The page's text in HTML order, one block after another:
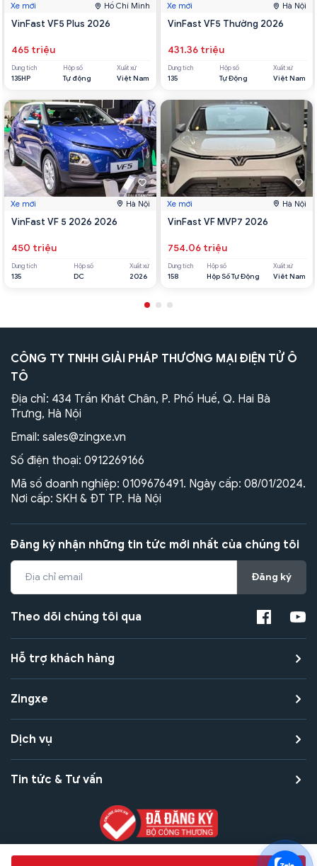
Xe mới Hồ Chí Minh
VinFast VF5 Plus 2026
465 triệu
Dung tích
135HP
Hộp số
Tự động
Xuất xứ
Việt Nam
Xe mới Hà Nội
VinFast VF 5 2026 2026
450 triệu
Dung tích
135
Hộp số
DC
Xuất xứ
2026
Xe mới Hà Nội
VinFast VF5 Thường 2026
431.36 triệu
Dung tích
135
Hộp số
Tự Động
Xuất xứ
Việt Nam
Xe mới Hà Nội
VinFast VF MVP7 2026
754.06 triệu
Dung tích
158
Hộp số
Hộp Số Tự Động
Xuất xứ
Viêt Nam
CÔNG TY TNHH GIẢI PHÁP THƯƠNG MẠI ĐIỆN TỬ Ô
TÔ
Địa chỉ: 434 Trần Khát Chân, P. Phố Huế, Q. Hai Bà
Trưng, Hà Nội
Email: sales@zingxe.vn
Số điện thoại: 0912269166
Mã số doanh nghiệp: 0109676491. Ngày cấp: 08/01/2024.
Nơi cấp: SKH & ĐT TP. Hà Nội
Đăng ký nhận những tin tức mới nhất của chúng tôi
Đăng ký
Theo dõi chúng tôi qua
Hỗ trợ khách hàng
Zingxe
Dịch vụ
Tin tức & Tư vấn